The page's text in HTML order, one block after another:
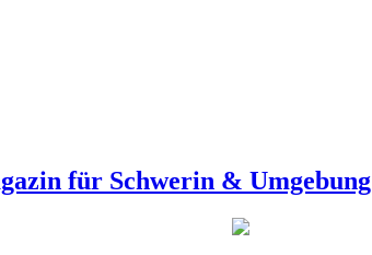
für Schwerin & Umgebung